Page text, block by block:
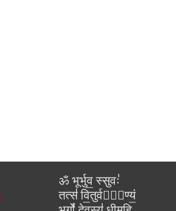
ॐ भूर्भुव॒ स्सुवः॑
तत्स॑ वि॒तुर्वरे᳚ण्यं॒